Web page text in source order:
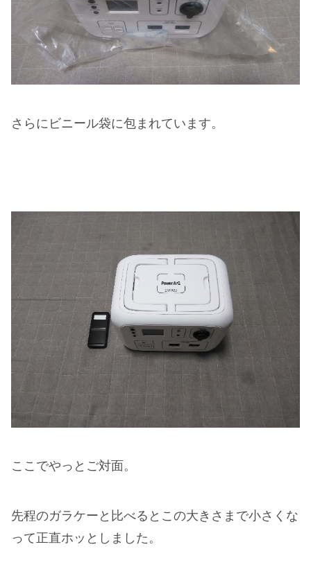
さらにビニール袋に包まれています。
ここでやっとご対面。
先程のガラケーと比べるとこの大きさまで小さくな
って正直ホッとしました。